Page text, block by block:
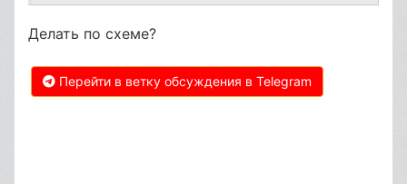
Делать по схеме?
Перейти в ветку обсуждения в Telegram